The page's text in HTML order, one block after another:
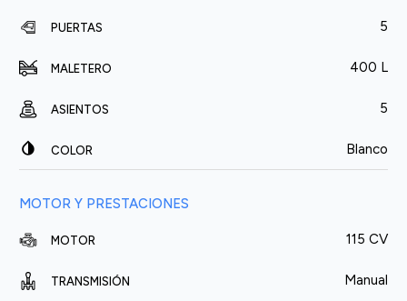
PUERTAS 5
MALETERO 400 L
ASIENTOS 5
COLOR Blanco
MOTOR Y PRESTACIONES
MOTOR 115 CV
TRANSMISIÓN Manual